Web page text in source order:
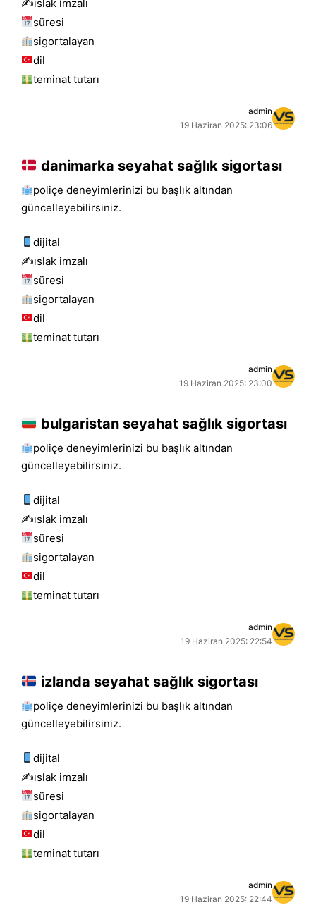
✍️islak i̇mzalı
süresi
sigortalayan
dil
teminat tutarı
admin
19 Haziran 2025: 23:06
danimarka seyahat sağlık sigortası
poliçe deneyimlerinizi bu başlık altından
güncelleyebilirsiniz.
dijital
✍️islak i̇mzalı
süresi
sigortalayan
dil
teminat tutarı
admin
19 Haziran 2025: 23:00
bulgaristan seyahat sağlık sigortası
poliçe deneyimlerinizi bu başlık altından
güncelleyebilirsiniz.
dijital
✍️islak i̇mzalı
süresi
sigortalayan
dil
teminat tutarı
admin
19 Haziran 2025: 22:54
izlanda seyahat sağlık sigortası
poliçe deneyimlerinizi bu başlık altından
güncelleyebilirsiniz.
dijital
✍️islak i̇mzalı
süresi
sigortalayan
dil
teminat tutarı
admin
19 Haziran 2025: 22:44